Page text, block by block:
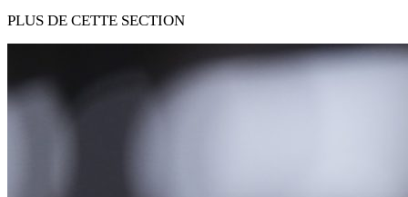
PLUS DE CETTE SECTION